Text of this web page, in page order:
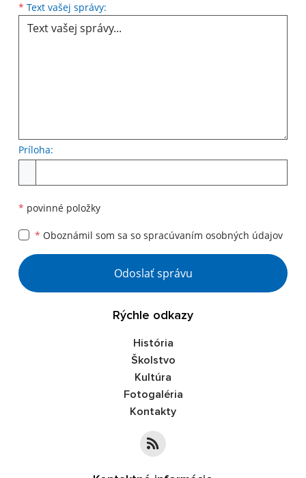
* Text vašej správy:
Príloha:
* povinné položky
* Oboznámil som sa so spracúvaním osobných údajov
Google reCaptcha Response
Odoslať správu
Rýchle odkazy
História
Školstvo
Kultúra
Fotogaléria
Kontakty